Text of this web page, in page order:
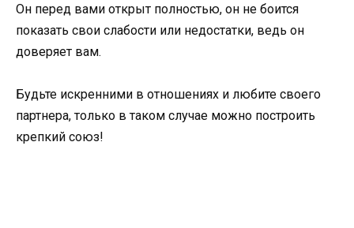
Он перед вами открыт полностью, он не боится
показать свои слабости или недостатки, ведь он
доверяет вам.
Будьте искренними в отношениях и любите своего
партнера, только в таком случае можно построить
крепкий союз!